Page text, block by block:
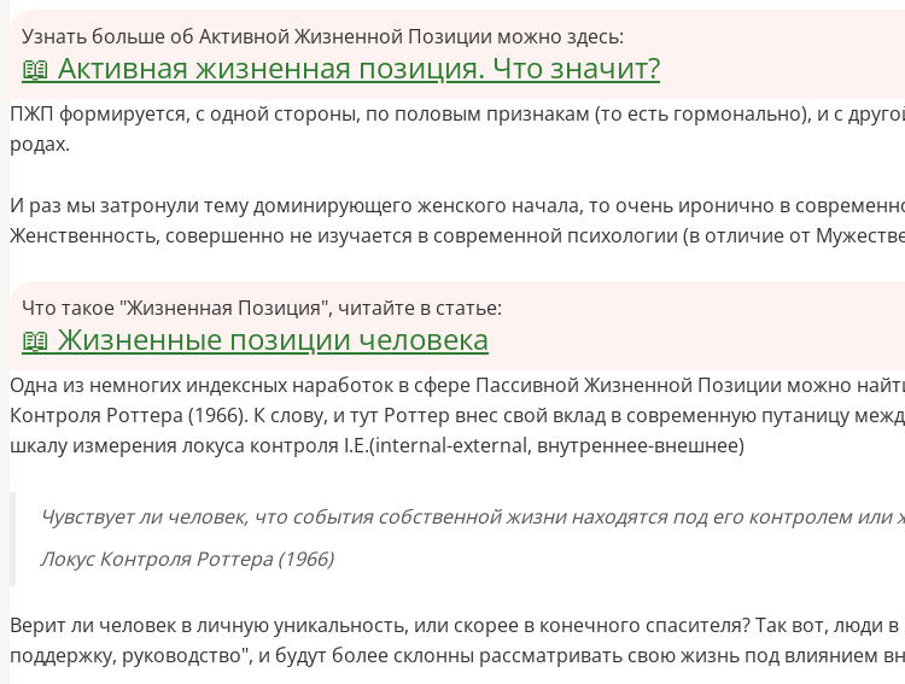
Узнать больше об Активной Жизненной Позиции можно здесь:
📖 Активная жизненная позиция. Что значит?
ПЖП формируется, с одной стороны, по половым признакам (то есть гормонально), и с
родах.
И раз мы затронули тему доминирующего женского начала, то очень иронично в
Женственность, совершенно не изучается в современной психологии (в отличие от
Что такое "Жизненная Позиция", читайте в статье:
📖 Жизненные позиции человека
Одна из немногих индексных наработок в сфере Пассивной Жизненной Позиции можно
Контроля Роттера (1966). К слову, и тут Роттер внес свой вклад в современную путаницу
шкалу измерения локуса контроля I.Е.(internal-external, внутреннее-внешнее)
Чувствует ли человек, что события собственной жизни находятся под его контролем
Локус КонтроляРоттера (1966)
Верит ли человек в личную уникальность, или скорее в конечного спасителя?Так вот, люди
поддержку, руководство", и будут более склонны рассматривать свою жизнь под влиянием